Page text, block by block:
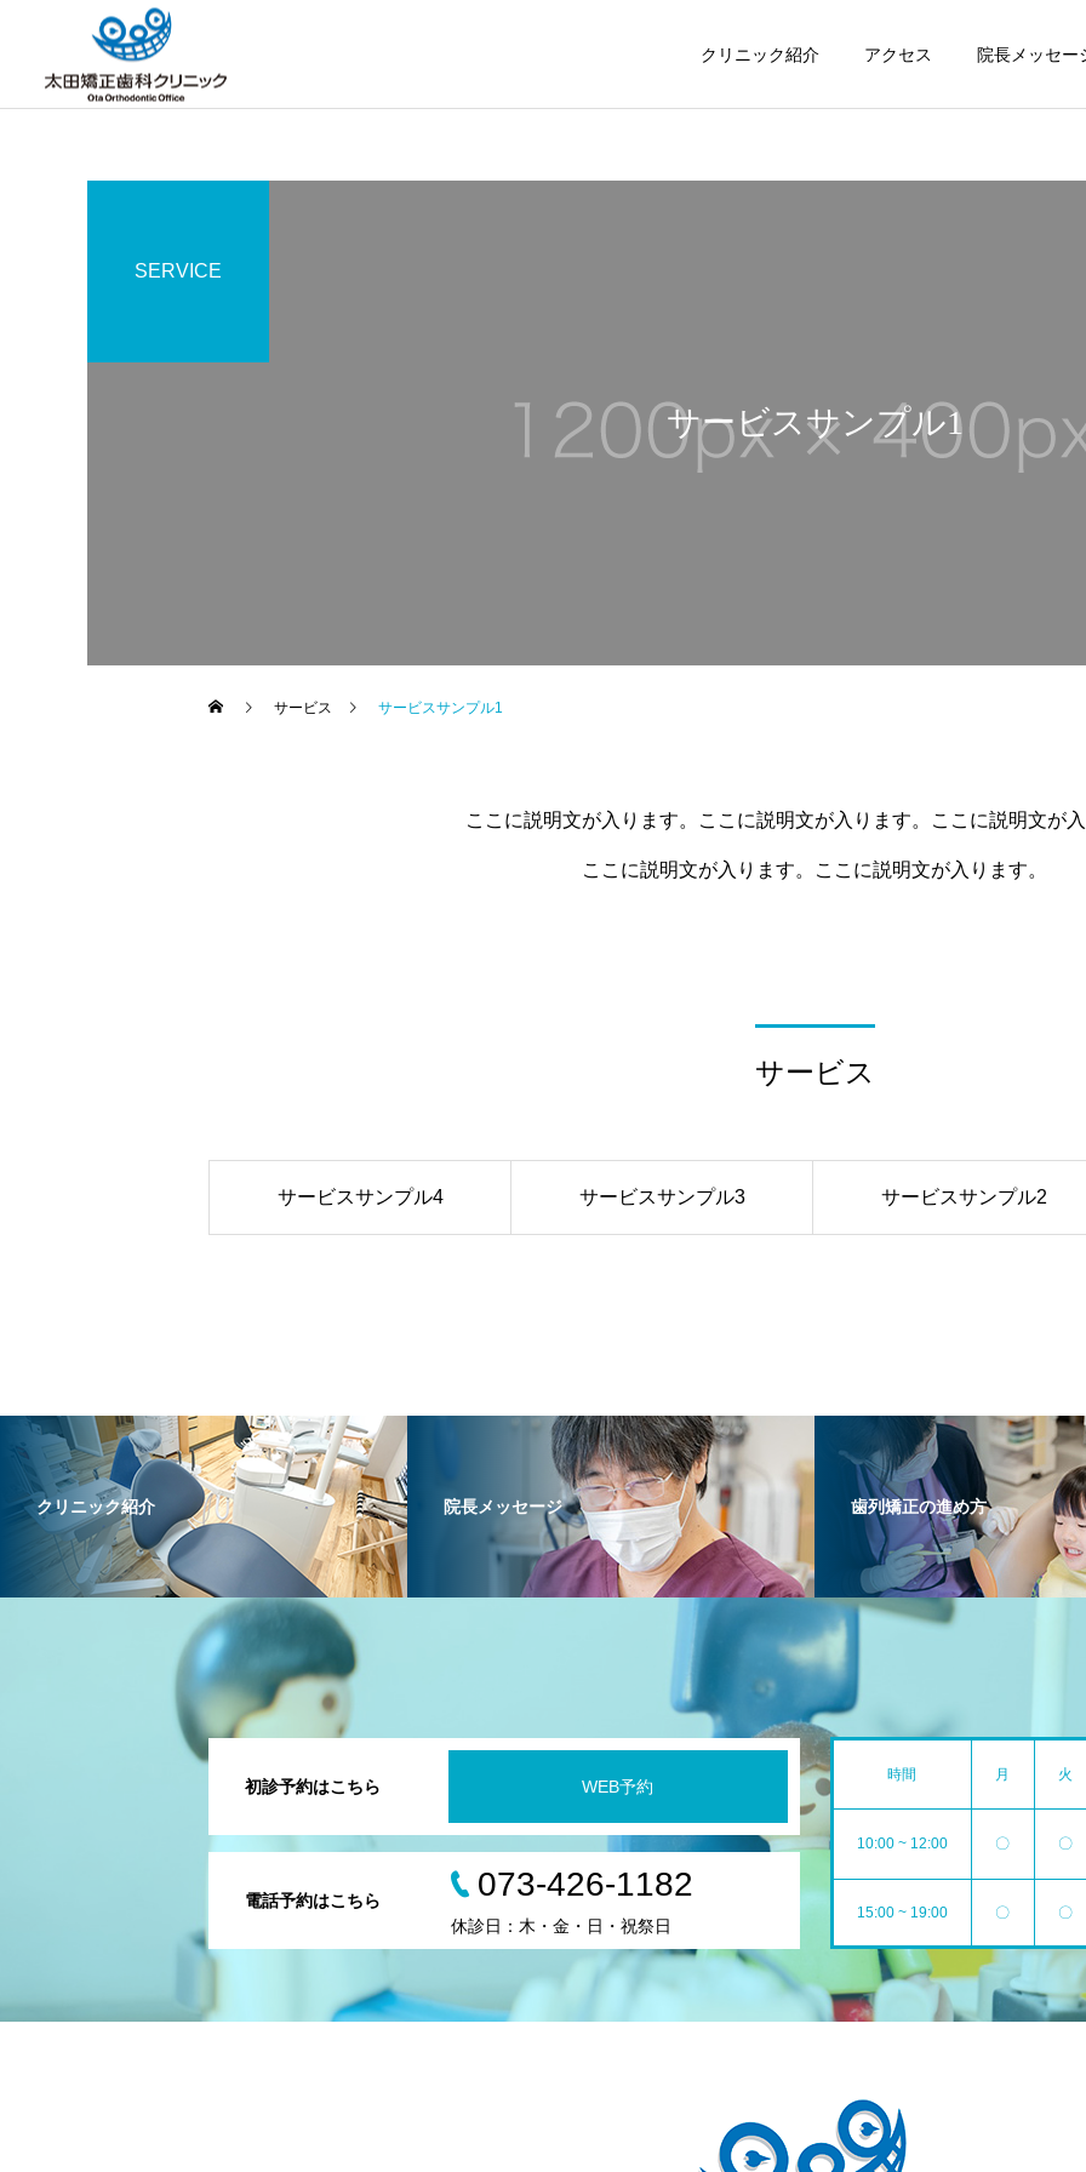
クリニック紹介 アクセス 院長メッセー
上顎から下顎も右に曲がっ
療全額，毎回の費用，治療
期間，どこまで歯並びが綺
麗になるのかが気になりま
く年々少し頬も痩けた様に
見えます
サービスサンプル1
SERVICE
サービス サービスサンプル1
ここに説明文が入ります。ここに説明文が入ります。ここに説明文が
ここに説明文が入ります。ここに説明文が入ります。
サービス
サービスサンプル4 サービスサンプル3 サービスサンプル2
クリニック紹介 院長メッセージ 歯列矯正の進め方
初診予約はこちら WEB予約
電話予約はこちら 073-426-1182
休診日：木・金・日・祝祭日
時間 月 火
10:00 ~ 12:00 〇 〇
15:00 ~ 19:00 〇 〇